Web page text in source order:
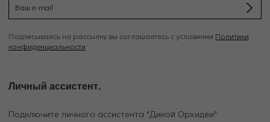
Подписываясь на рассылку вы соглашаетесь с условиями Политики
конфиденциальности
Личный ассистент.
Подключите личного ассистента "Дикой Орхидеи"